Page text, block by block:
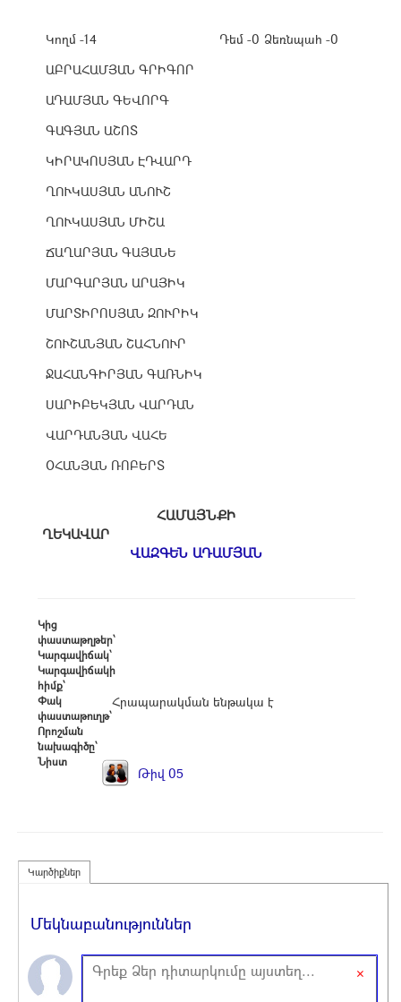
Կողմ -14
ԱԲՐԱՀԱՄՅԱՆ ԳՐԻԳՈՐ
ԱԴԱՄՅԱՆ ԳԵՎՈՐԳ
ԳԱԳՅԱՆ ԱՇՈՏ
ԿԻՐԱԿՈՍՅԱՆ ԷԴՎԱՐԴ
ՂՈՒԿԱՍՅԱՆ ԱՆՈՒՇ
ՂՈՒԿԱՍՅԱՆ ՄԻՇԱ
ՃԱՂԱՐՅԱՆ ԳԱՅԱՆԵ
ՄԱՐԳԱՐՅԱՆ ԱՐԱՅԻԿ
ՄԱՐՏԻՐՈՍՅԱՆ ԶՈՒՐԻԿ
ՇՈՒՇԱՆՅԱՆ ՇԱՀՆՈՒՐ
ՋԱՀԱՆԳԻՐՅԱՆ ԳԱՌՆԻԿ
ՍԱՐԻԲԵԿՅԱՆ ՎԱՐԴԱՆ
ՎԱՐԴԱՆՅԱՆ ՎԱՀԵ
ՕՀԱՆՅԱՆ ՌՈԲԵՐՏ
Դեմ -0 Ձեռնպահ -0
ՀԱՄԱՅՆՔԻ
ՂԵԿԱՎԱՐ
ՎԱԶԳԵՆ ԱԴԱՄՅԱՆ
Կից
փաստաթղթեր՝
Կարգավիճակ՝
Կարգավիճակի
հիմք՝
Փակ
փաստաթուղթ՝
Հրապարակման ենթակա է
Որոշման
նախագիծը՝
Նիստ
Թիվ 05
Կարծիքներ
Մեկնաբանություններ
×